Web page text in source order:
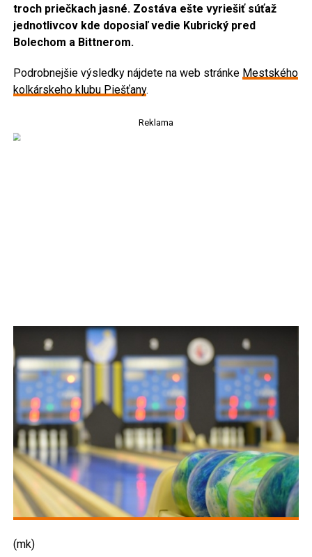
troch priečkach jasné. Zostáva ešte vyriešiť súťaž
jednotlivcov kde doposiaľ vedie Kubrický pred
Bolechom a Bittnerom.
Podrobnejšie výsledky nájdete na web stránke Mestského
kolkárskeho klubu Piešťany.
Reklama
(mk)